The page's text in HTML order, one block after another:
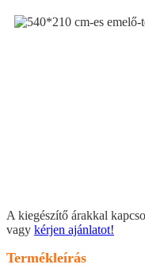
A kiegészítő árakkal
vagy kérjen ajánlatot!
Termékleírás